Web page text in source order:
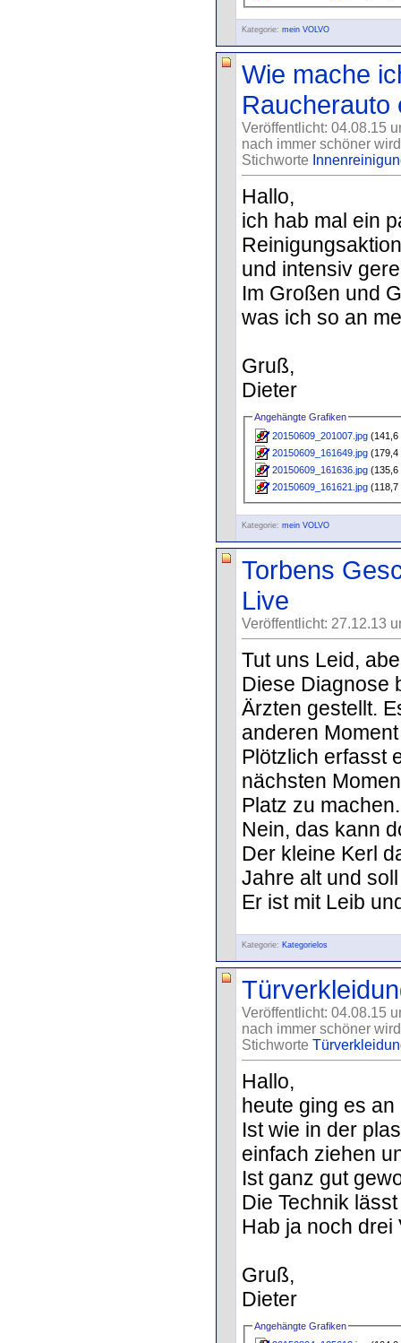
Kategorie: mein VOLVO
Wie mache
Raucherauto
Veröffentlicht: 04.08.15
nach immer schöner
Stichworte
Hallo,
ich hab mal ein
und intensiv
Im Großen und
was ich so an
Gruß,
Dieter
Angehängte Grafiken
20150609_201007.jpg (141,6
20150609_161649.jpg (179,4
20150609_161636.jpg (135,6
20150609_161621.jpg (118,7
Kategorie: mein VOLVO
Torbens
Live
Veröffentlicht: 27.12.13
Tut uns Leid,
Diese Diagnose
Ärzten gestellt.
anderen
Plötzlich erfasst
nächsten
Platz zu machen.
Nein, das kann
Der kleine Kerl
Jahre alt und
Er ist mit Leib
Kategorie: Kategorielos
Veröffentlicht: 04.08.15
nach immer schöner
Stichworte
Hallo,
heute ging es an
Ist wie in der
einfach ziehen
Ist ganz gut
Die Technik
Hab ja noch drei
Gruß,
Dieter
Angehängte Grafiken